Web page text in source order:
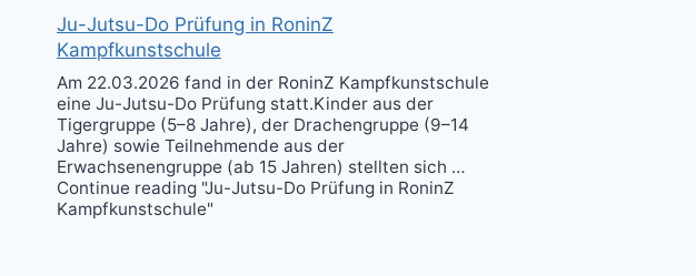
Ju-Jutsu-Do Prüfung in RoninZ
Kampfkunstschule
Am 22.03.2026 fand in der RoninZ Kampfkunstschule
eine Ju-Jutsu-Do Prüfung statt.Kinder aus der
Tigergruppe (5–8 Jahre), der Drachengruppe (9–14
Jahre) sowie Teilnehmende aus der
Erwachsenengruppe (ab 15 Jahren) stellten sich …
Continue reading "Ju-Jutsu-Do Prüfung in RoninZ
Kampfkunstschule"